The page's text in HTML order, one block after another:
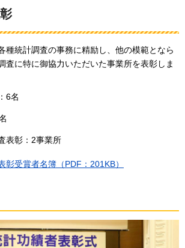
種統計調査の事務に精励し、他の模範となら
査に特に御協力いただいた事業所を表彰しま
6名
表彰：2事業所
彰受賞者名簿（PDF：201KB）